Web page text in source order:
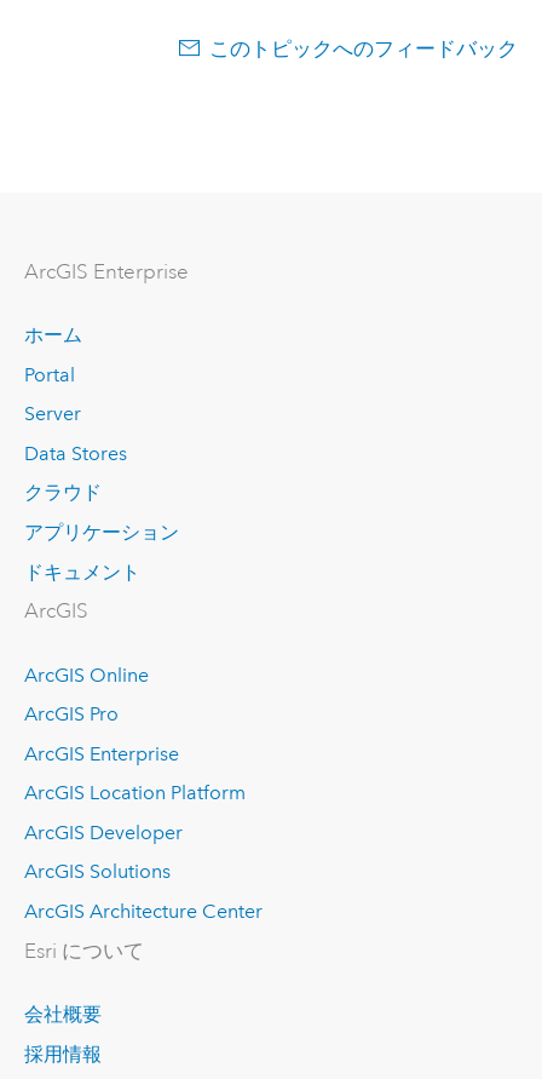
このトピックへのフィードバック
ArcGIS Enterprise
ホーム
Portal
Server
Data Stores
クラウド
アプリケーション
ドキュメント
ArcGIS
ArcGIS Online
ArcGIS Pro
ArcGIS Enterprise
ArcGIS Location Platform
ArcGIS Developer
ArcGIS Solutions
ArcGIS Architecture Center
Esri について
会社概要
採用情報